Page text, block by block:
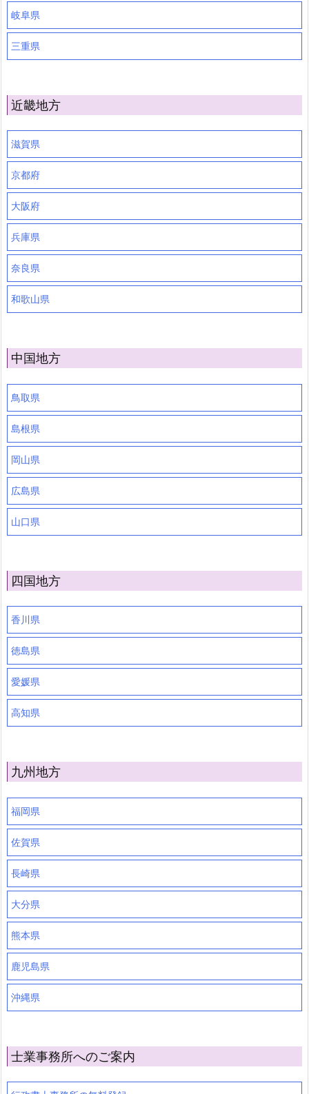
岐阜県
三重県
近畿地方
滋賀県
京都府
大阪府
兵庫県
奈良県
和歌山県
中国地方
鳥取県
島根県
岡山県
広島県
山口県
四国地方
香川県
徳島県
愛媛県
高知県
九州地方
福岡県
佐賀県
長崎県
大分県
熊本県
鹿児島県
沖縄県
士業事務所へのご案内